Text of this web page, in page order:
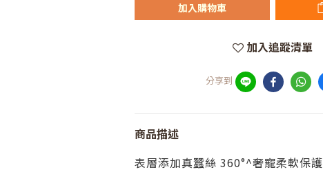
加入購物車
加入追蹤清單
分享到
商品描述
表層添加真蠶絲 360°^奢寵柔軟保護